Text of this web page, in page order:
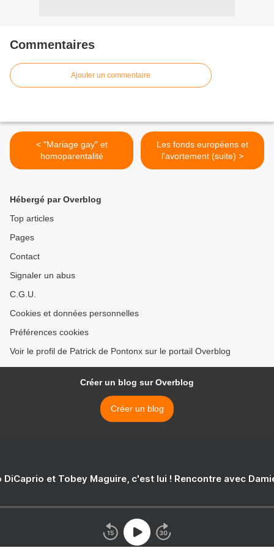
Commentaires
Ajouter un commentaire
< "Mariage gay" et
homoparentalité
Les fonds européens et
l'avortement (suite) >
Hébergé par Overblog
Top articles
Pages
Contact
Signaler un abus
C.G.U.
Cookies et données personnelles
Préférences cookies
Voir le profil de Patrick de Pontonx sur le portail Overblog
Créer un blog sur Overblog
Créer un blog
DiCaprio et Tobey Maguire, c'est lui ! Rencontre avec